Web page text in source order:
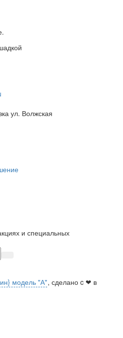
ул. Волжская
и специальных
модель "А", сделано c ❤ в